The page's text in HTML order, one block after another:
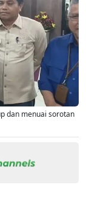
dan menuai sorotan